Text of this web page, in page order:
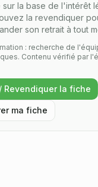
sur la base de l'intérêt
la revendiquer
son retrait à tout
: recherche de
Contenu vérifié par
Revendiquer la fiche
ma fiche